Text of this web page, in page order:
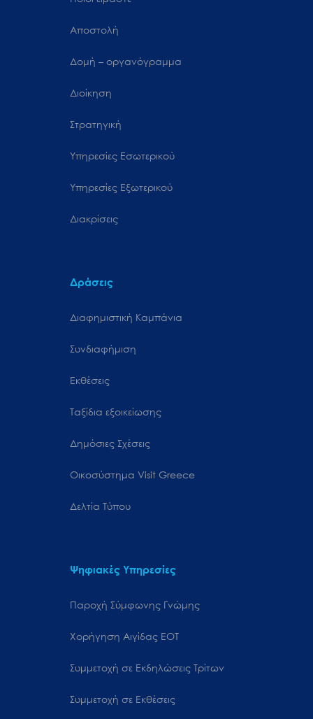
Αποστολή
Δομή – οργανόγραμμα
Διοίκηση
Στρατηγική
Υπηρεσίες Εσωτερικού
Υπηρεσίες Εξωτερικού
Διακρίσεις
Δράσεις
Διαφημιστική Καμπάνια
Συνδιαφήμιση
Εκθέσεις
Ταξίδια εξοικείωσης
Δημόσιες Σχέσεις
Oικοσύστημα Visit Greece
Δελτία Τύπου
Ψηφιακές Υπηρεσίες
Παροχή Σύμφωνης Γνώμης
Χορήγηση Αιγίδας ΕΟΤ
Συμμετοχή σε Εκδηλώσεις Τρίτων
Συμμετοχή σε Εκθέσεις